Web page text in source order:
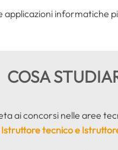
applicazioni informatiche
COSA
ai concorsi nelle aree
tecnico e